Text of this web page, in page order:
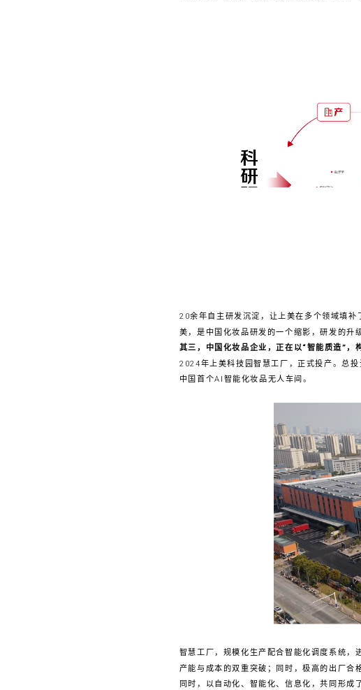
20余年自主研发沉淀，让上美在多个领域填
美，是中国化妆品研发的一个缩影，研发的升
其三，中国化妆品企业，正在以“智能质造”，
2024年上美科技园智慧工厂，正式投产。总
中国首个AI智能化妆品无人车间。
智慧工厂，规模化生产配合智能化调度系统，
产能与成本的双重突破；同时，极高的出厂合
同时，以自动化、智能化、信息化，共同形成